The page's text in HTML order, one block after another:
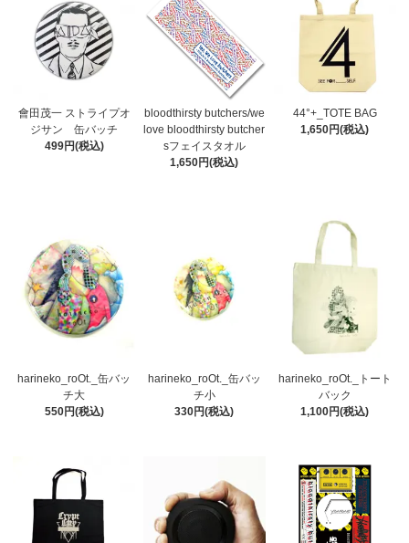
會田茂一 ストライプオ
ジサン 缶バッチ
499円(税込)
bloodthirsty butchers/we
love bloodthirsty butcher
sフェイスタオル
1,650円(税込)
44°+_TOTE BAG
1,650円(税込)
harineko_roOt._缶バッ
チ大
550円(税込)
harineko_roOt._缶バッ
チ小
330円(税込)
harineko_roOt._トート
バック
1,100円(税込)